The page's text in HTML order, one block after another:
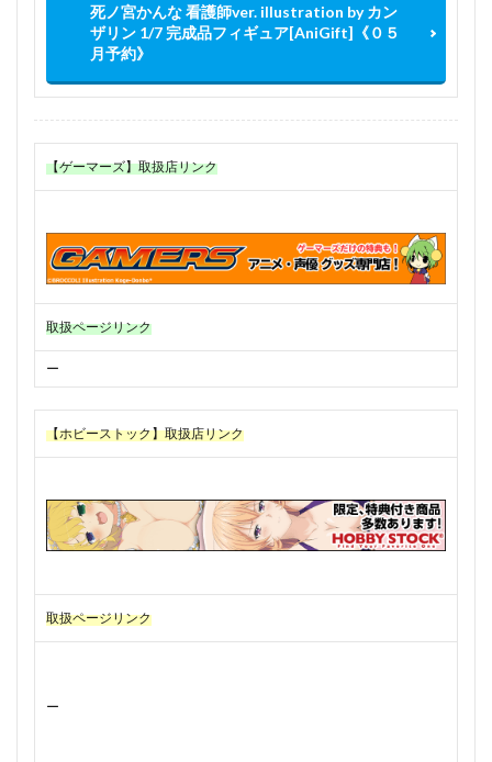
死ノ宮かんな 看護師ver. illustration by カン
ザリン 1/7 完成品フィギュア[AniGift]《０５
月予約》
【ゲーマーズ】取扱店リンク
取扱ページリンク
ー
【ホビーストック】取扱店リンク
取扱ページリンク
ー